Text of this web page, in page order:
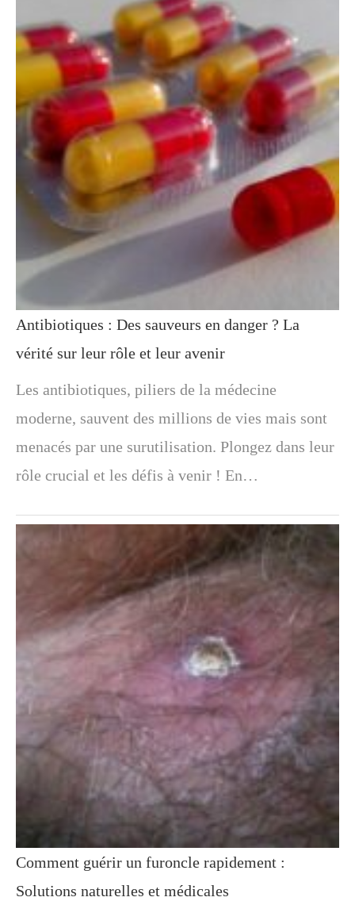
Antibiotiques : Des sauveurs en danger ? La
vérité sur leur rôle et leur avenir
Les antibiotiques, piliers de la médecine
moderne, sauvent des millions de vies mais sont
menacés par une surutilisation. Plongez dans leur
rôle crucial et les défis à venir ! En…
Comment guérir un furoncle rapidement :
Solutions naturelles et médicales